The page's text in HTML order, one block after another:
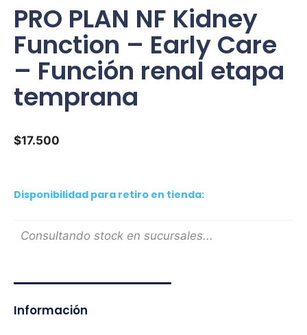
PRO PLAN NF Kidney
Function – Early Care
– Función renal etapa
temprana
$17.500
Disponibilidad para retiro en tienda:
Consultando stock en sucursales...
Información